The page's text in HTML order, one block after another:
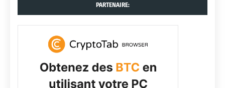
PARTENAIRE: